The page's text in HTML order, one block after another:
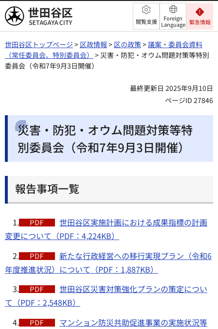
世田谷区 閲覧支援
Foreign
Language 緊急情報
世田谷区トップページ > 区政情報 > 区の政策>議案・委員会資料
（常任委員会、特別委員会） > 災害・防犯・オウム問題対策等特別
委員会（令和7年9月3日開催）
最終更新日 2025年9月10日
ページID 27846
災害・防犯・オウム問題対策等特
別委員会（令和7年9月3日開催）
報告事項一覧
1.
世田谷区実施計画における成果指標の計画
変更について（PDF：4,224KB）
2.
新たな行政経営への移行実現プラン（令和6
年度推進状況）について（PDF：1,887KB）
3.
世田谷区災害対策強化プランの策定につい
て（PDF：2,548KB）
4.
マンション防災共助促進事業の実施状況等